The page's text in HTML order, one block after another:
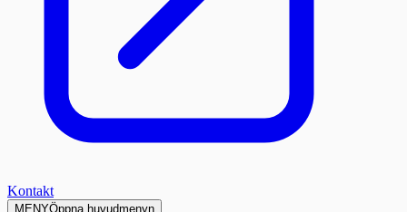
Kontakt
MENYÖppna huvudmenyn